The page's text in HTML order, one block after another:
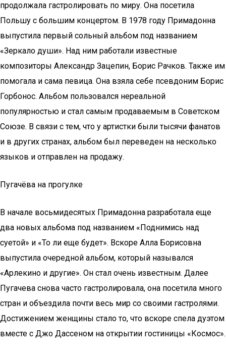
продолжала гастролировать по миру. Она посетила
Польшу с большим концертом. В 1978 году Примадонна
выпустила первый сольный альбом под названием
«Зеркало души». Над ним работали известные
композиторы Александр Зацепин, Борис Рачков. Также им
помогала и сама певица. Она взяла себе псевдоним Борис
Горбонос. Альбом пользовался нереальной
популярностью и стал самым продаваемым в Советском
Союзе. В связи с тем, что у артистки были тысячи фанатов
и в других странах, альбом был переведен на несколько
языков и отправлен на продажу.
Пугачёва на прогулке
В начале восьмидесятых Примадонна разработала еще
два новых альбома под названием «Поднимись над
суетой» и «То ли еще будет». Вскоре Алла Борисовна
выпустила очередной альбом, который назывался
«Арлекино и другие». Он стал очень известным. Далее
Пугачева снова часто гастролировала, она посетила много
стран и объездила почти весь мир со своими гастролями.
Достижением женщины стало то, что вскоре спела дуэтом
вместе с Джо Дассеном на открытии гостиницы «Космос».